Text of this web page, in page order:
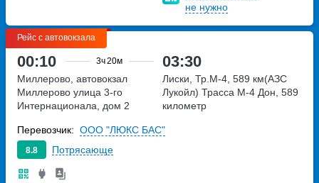
не нужно
Рейс с автовокзала
00:10 3ч20м 03:30
Миллерово, автовокзал
Миллерово улица 3-го
Интернационала, дом 2
Лиски, Тр.М-4, 589 км(АЗС
Лукойл) Трасса М-4 Дон, 589
километр
8.8 Потрясающе
Перевозчик: ООО "ЛЮКС БАС"